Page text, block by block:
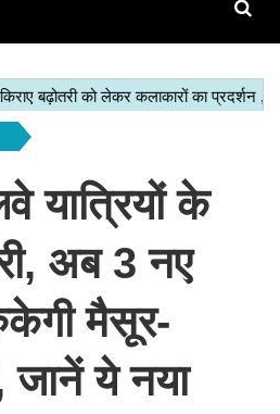
यात्रियों के
अब 3 नए
मैसूर-
ये नया